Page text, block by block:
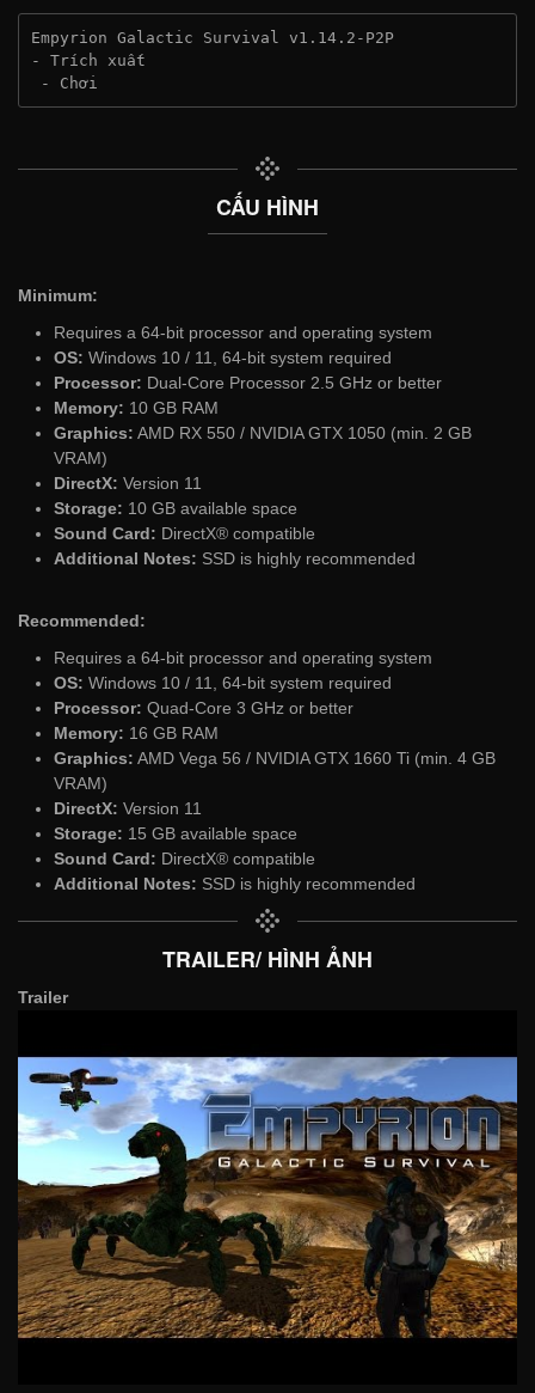
Empyrion Galactic Survival v1.14.2-P2P
- Trích xuất
- Chơi
CẤU HÌNH
Minimum:
Requires a 64-bit processor and operating system
OS: Windows 10 / 11, 64-bit system required
Processor: Dual-Core Processor 2.5 GHz or better
Memory: 10 GB RAM
Graphics: AMD RX 550 / NVIDIA GTX 1050 (min. 2 GB
VRAM)
DirectX: Version 11
Storage: 10 GB available space
Sound Card: DirectX® compatible
Additional Notes: SSD is highly recommended
Recommended:
Requires a 64-bit processor and operating system
OS: Windows 10 / 11, 64-bit system required
Processor: Quad-Core 3 GHz or better
Memory: 16 GB RAM
Graphics: AMD Vega 56 / NVIDIA GTX 1660 Ti (min. 4 GB
VRAM)
DirectX: Version 11
Storage: 15 GB available space
Sound Card: DirectX® compatible
Additional Notes: SSD is highly recommended
TRAILER/ HÌNH ẢNH
Trailer